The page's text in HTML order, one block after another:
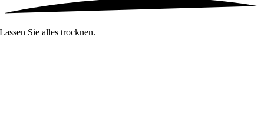
Lassen Sie alles trocknen.